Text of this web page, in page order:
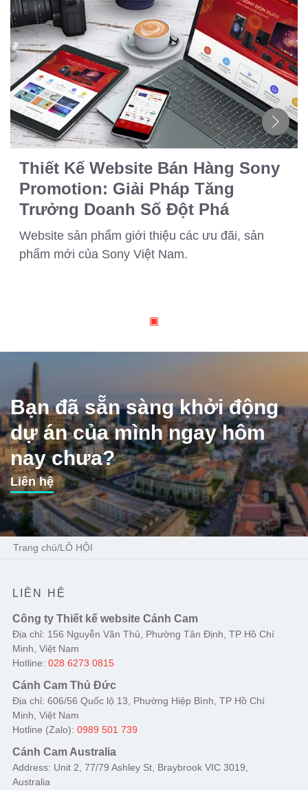
Thiết Kế Website Bán Hàng Sony
Promotion: Giải Pháp Tăng
Trưởng Doanh Số Đột Phá
Website sản phẩm giới thiệu các ưu đãi, sản
phẩm mới của Sony Việt Nam.
Bạn đã sẵn sàng khởi động
dự án của mình ngay hôm
nay chưa?
Liên hệ
Trang chủ/LÔ HỘI
LIÊN HỆ
Công ty Thiết kế website Cánh Cam
Địa chỉ: 156 Nguyễn Văn Thủ, Phường Tân Định, TP Hồ Chí
Minh, Việt Nam
Hotline: 028 6273 0815
Cánh Cam Thủ Đức
Địa chỉ: 606/56 Quốc lộ 13, Phường Hiệp Bình, TP Hồ Chí
Minh, Việt Nam
Hotline (Zalo): 0989 501 739
Cánh Cam Australia
Address: Unit 2, 77/79 Ashley St, Braybrook VIC 3019,
Australia